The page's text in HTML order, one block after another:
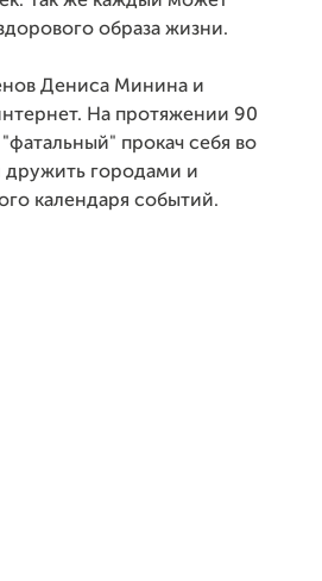
образа жизни.
Дениса Минина и
На протяжении 90
прокач себя во
дружить городами и
календаря событий.